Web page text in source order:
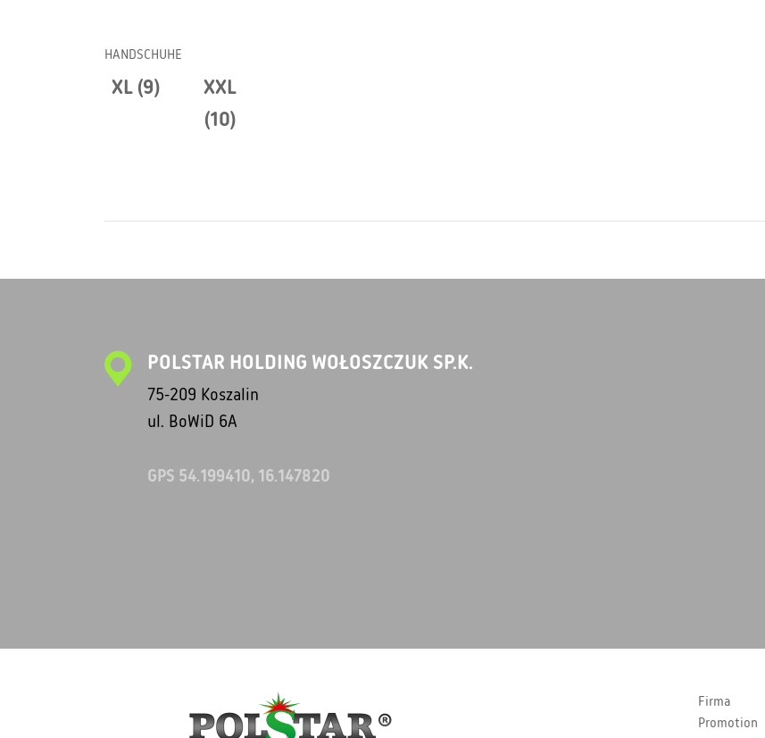
HANDSCHUHE
XL (9)
XXL
(10)
POLSTAR HOLDING WOŁOSZCZUK SP.K.
75-209 Koszalin
ul. BoWiD 6A
GPS 54.199410, 16.147820
Firma
Promotion